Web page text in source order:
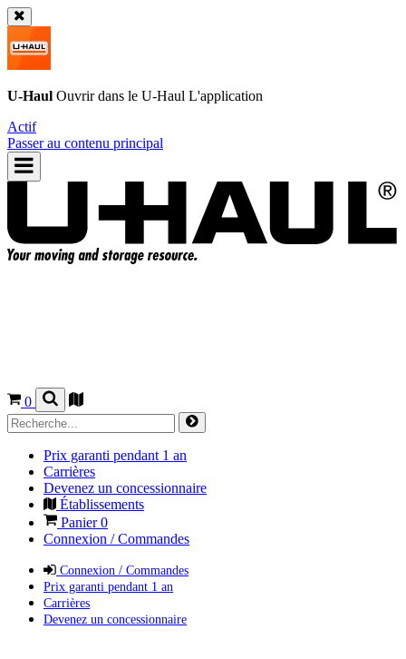
U-Haul Ouvrir dans le U-Haul L'application
Actif
Passer au contenu principal
0
Prix garanti pendant 1 an
Carrières
Devenez un concessionnaire
Établissements
Panier0
Connexion / Commandes
Connexion / Commandes
Prix garanti pendant 1 an
Carrières
Devenez un concessionnaire